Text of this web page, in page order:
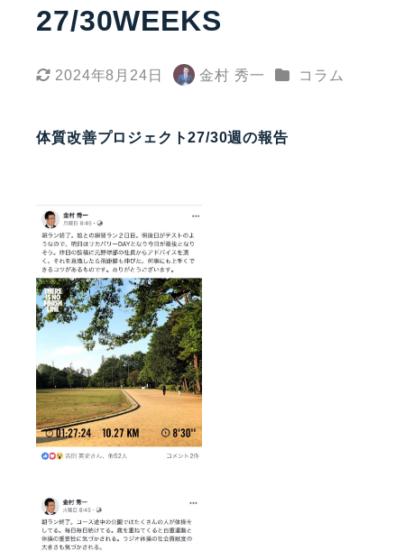
27/30WEEKS
2024年8月24日
著
金村 秀一 カテゴリー
コラム
体質改善プロジェクト27/30週の報告